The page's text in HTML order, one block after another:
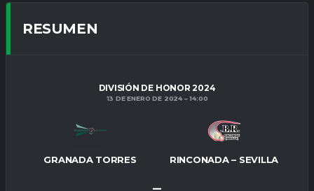
RESUMEN
DIVISIÓN DE HONOR 2024
13 DE ENERO DE 2024 14:00
GRANADA TORRES RINCONADA – SEVILLA